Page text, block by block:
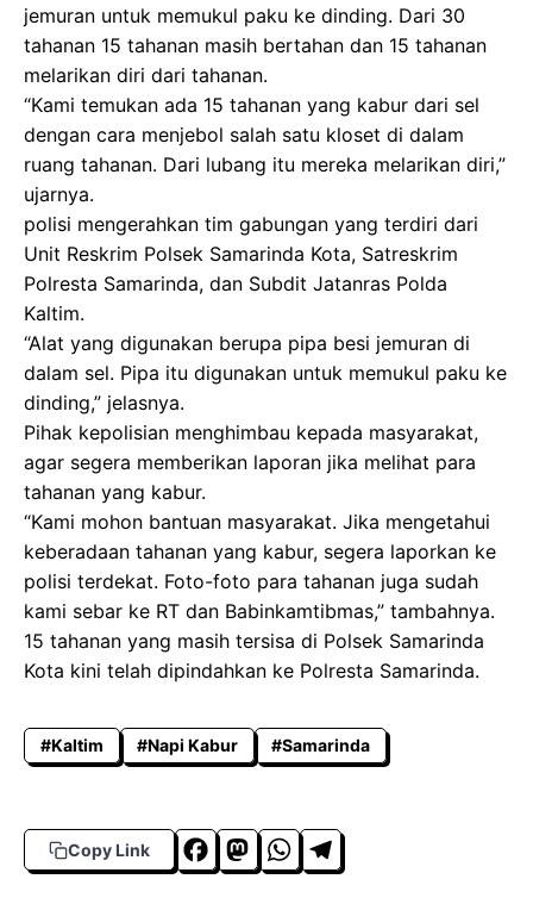
jemuran untuk memukul paku ke dinding. Dari 30
tahanan 15 tahanan masih bertahan dan 15 tahanan
melarikan diri dari tahanan.
“Kami temukan ada 15 tahanan yang kabur dari sel
dengan cara menjebol salah satu kloset di dalam
ruang tahanan. Dari lubang itu mereka melarikan diri,”
ujarnya.
polisi mengerahkan tim gabungan yang terdiri dari
Unit Reskrim Polsek Samarinda Kota, Satreskrim
Polresta Samarinda, dan Subdit Jatanras Polda
Kaltim.
“Alat yang digunakan berupa pipa besi jemuran di
dalam sel. Pipa itu digunakan untuk memukul paku ke
dinding,” jelasnya.
Pihak kepolisian menghimbau kepada masyarakat,
agar segera memberikan laporan jika melihat para
tahanan yang kabur.
“Kami mohon bantuan masyarakat. Jika mengetahui
keberadaan tahanan yang kabur, segera laporkan ke
polisi terdekat. Foto-foto para tahanan juga sudah
kami sebar ke RT dan Babinkamtibmas,” tambahnya.
15 tahanan yang masih tersisa di Polsek Samarinda
Kota kini telah dipindahkan ke Polresta Samarinda.
#Kaltim #Napi Kabur #Samarinda
Copy Link
F M W T